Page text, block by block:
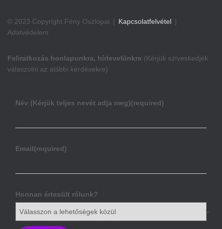
© 2023 Copyright Fény Oszlopai | Kapcsolatfelvétel |
Adatvédelem
Feliratkozás honlapunkra, hírlevelünkre (Kérjük szíveskedjék
válaszolni az alábbi kérdésekre)
Név (Kérjük teljes nevét adja meg)(required)
Email(required)
Honnan értesült rólunk?